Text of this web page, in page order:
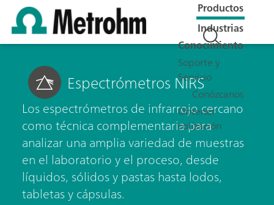
Productos
Industrias
Conocimiento
Soporte y
Servicio
Conózcanos
Obtener
cotización
Espectrómetros NIRS
Los espectrómetros de infrarrojo cercano
como técnica complementaria para
analizar una amplia variedad de muestras
en el laboratorio y el proceso, desde
líquidos, sólidos y pastas hasta lodos,
tabletas y cápsulas.